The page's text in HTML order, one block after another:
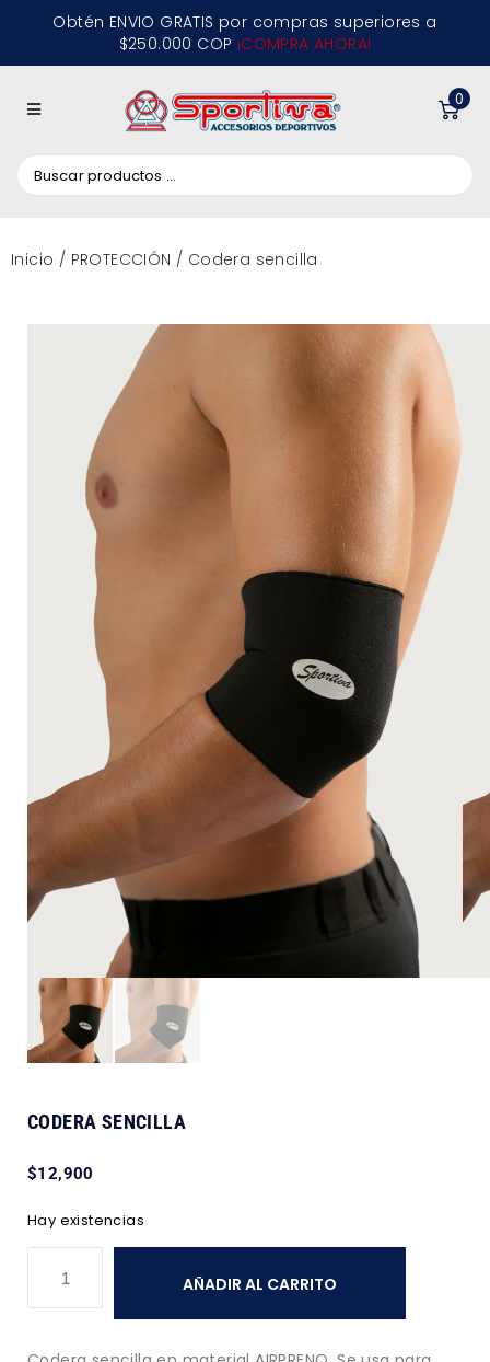
Obtén ENVIO GRATIS por compras superiores a
$250.000 COP ¡COMPRA AHORA!
0
Inicio / PROTECCIÓN / Codera sencilla
CODERA SENCILLA
$12,900
Hay existencias
AÑADIR AL CARRITO